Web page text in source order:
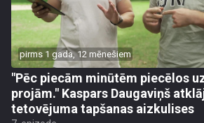
pirms 1 gada, 12 mēnešiem
"Pēc piecām minūtēm piecēlos
projām." Kaspars Daugaviņš
tetovējuma tapšanas aizkulises